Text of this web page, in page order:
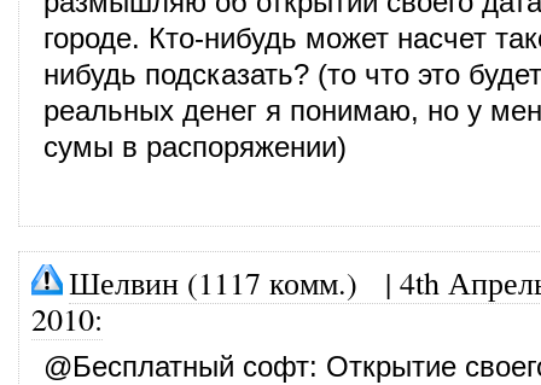
городе. Кто-нибудь может насчет
нибудь подсказать? (то что это
реальных денег я понимаю, но у
сумы в распоряжении)
Шелвин (1117 комм.) | 4th
2010:
@Бесплатный софт: Открытие